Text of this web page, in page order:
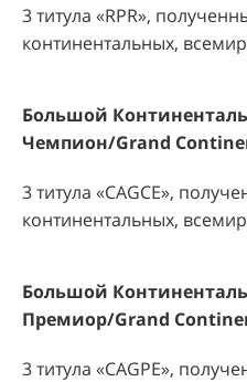
3 титула «RPR»,
континентальных,
Большой
Чемпион/Grand
3 титула «CAGCE»,
континентальных,
Большой
Премиор/Grand
3 титула «CAGPE»,